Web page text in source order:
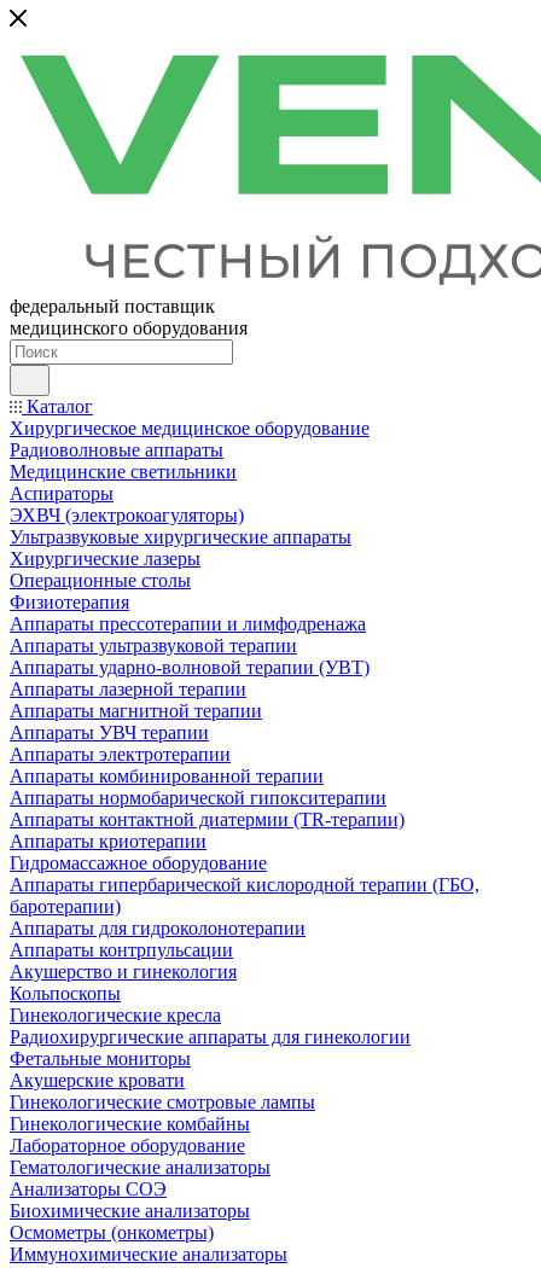
федеральный поставщик
медицинского оборудования
Каталог
Хирургическое медицинское оборудование
Радиоволновые аппараты
Медицинские светильники
Аспираторы
ЭХВЧ (электрокоагуляторы)
Ультразвуковые хирургические аппараты
Хирургические лазеры
Операционные столы
Физиотерапия
Аппараты прессотерапии и лимфодренажа
Аппараты ультразвуковой терапии
Аппараты ударно-волновой терапии (УВТ)
Аппараты лазерной терапии
Аппараты магнитной терапии
Аппараты УВЧ терапии
Аппараты электротерапии
Аппараты комбинированной терапии
Аппараты нормобарической гипокситерапии
Аппараты контактной диатермии (TR-терапии)
Аппараты криотерапии
Гидромассажное оборудование
Аппараты гипербарической кислородной терапии (ГБО,
баротерапии)
Аппараты для гидроколонотерапии
Аппараты контрпульсации
Акушерство и гинекология
Кольпоскопы
Гинекологические кресла
Радиохирургические аппараты для гинекологии
Фетальные мониторы
Акушерские кровати
Гинекологические смотровые лампы
Гинекологические комбайны
Лабораторное оборудование
Гематологические анализаторы
Анализаторы СОЭ
Биохимические анализаторы
Осмометры (онкометры)
Иммунохимические анализаторы